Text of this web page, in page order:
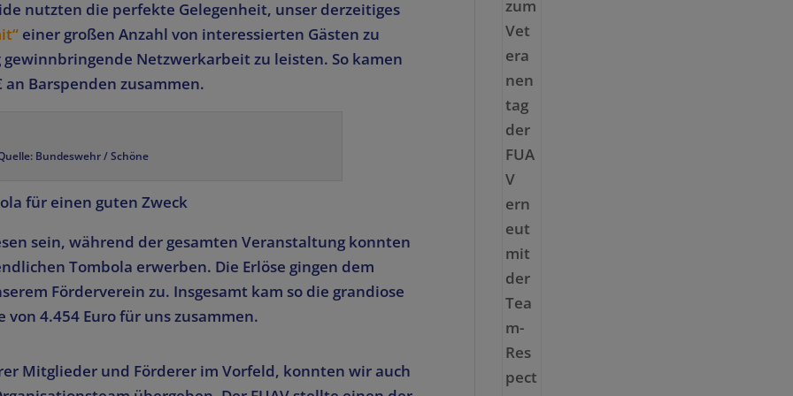
nutzten die perfekte Gelegenheit, unser derzeitiges
einer großen Anzahl von interessierten Gästen zu
Netzwerkarbeit zu leisten. So kamen
an Barspenden zusammen.
Bundeswehr / Schöne
für einen guten Zweck
sein, während der gesamten Veranstaltung konnten
Tombola erwerben. Die Erlöse gingen dem
Förderverein zu. Insgesamt kam so die grandiose
von 4.454 Euro für uns zusammen.
Mitglieder und Förderer im Vorfeld, konnten wir auch